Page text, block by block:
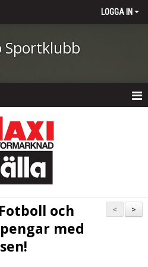
LOGGA IN
Sportklubb
>
<
och
med